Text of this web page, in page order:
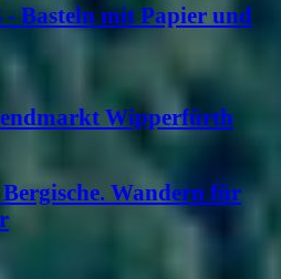
- Basteln mit Papier und
Wipperfürth
Wandern für